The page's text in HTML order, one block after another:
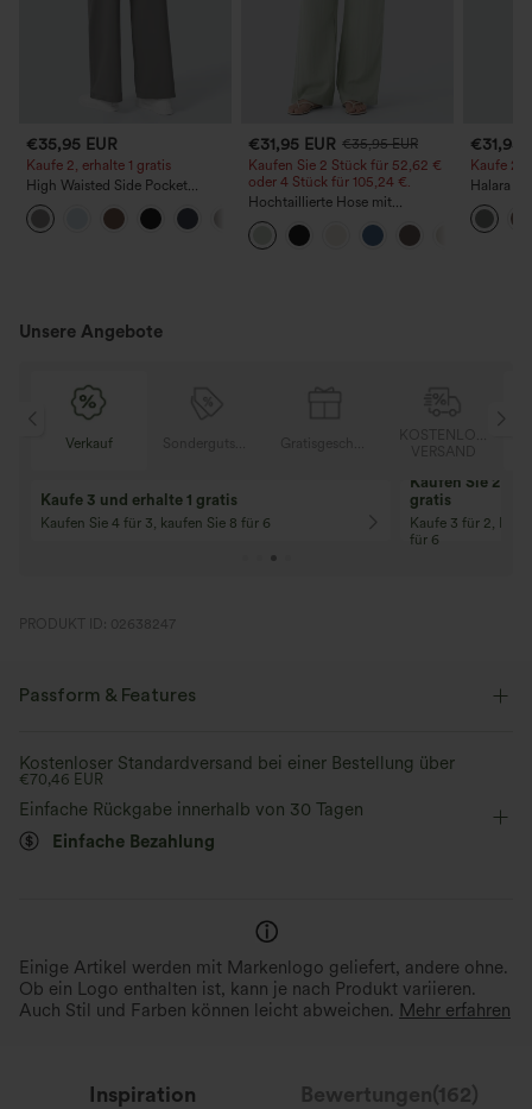
€35,95 EUR
Kaufe 2, erhalte 1 gratis
High Waisted Side Pocket
Straight Leg Work Pants
€31,95 EUR €35,95 EUR
Kaufen Sie 2 Stück für 52,62 €
oder 4 Stück für 105,24 €.
Hochtaillierte Hose mit
Kordelzug und Taschen, weitem
Bein, lässig und locker in
Leinenoptik
€31,95
Kaufe 2,
Halara
Unsere Angebote
Verkauf
Kaufe 3 und erhalte 1 gratis
Kaufen Sie 4 für 3, kaufen Sie 8 für 6
Kaufen Sie 2
gratis
Kaufe 3 für 2,
für 6
PRODUKT ID: 02638247
Passform & Features
Schmale Passform eingenähter BH
mit Rückenschnürung Herz-Ausschnitt
rückenfrei binden
Kostenloser Standardversand bei einer Bestellung über
€70,46 EUR
Einfache Rückgabe innerhalb von 30 Tagen
Einfache Bezahlung
Einige Artikel werden mit Markenlogo geliefert, andere ohne.
Ob ein Logo enthalten ist, kann je nach Produkt variieren.
Auch Stil und Farben können leicht abweichen. Mehr erfahren
Inspiration Bewertungen(162)